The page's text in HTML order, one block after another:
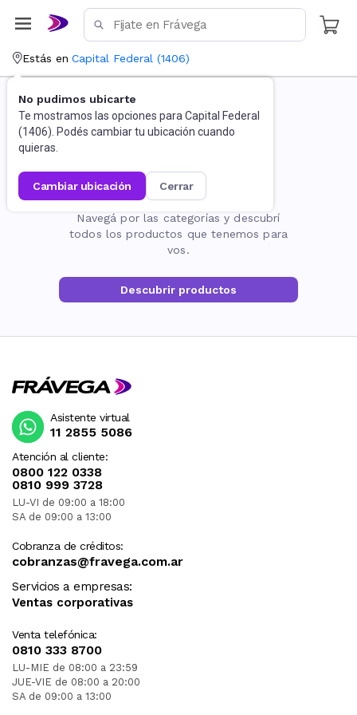
Estás en Capital Federal (1406)
No pudimos ubicarte
Te mostramos las opciones para Capital Federal
(1406). Podés cambiar tu ubicación cuando
quieras.
cambiar ubicación cerrar
La página no existe
Navegá por las categorías y descubrí
todos los productos que tenemos para
vos.
Descubrir productos
Atención al cliente:
0800 122 0338
0810 999 3728
LU-VI de 09:00 a 18:00
SA de 09:00 a 13:00
Cobranza de créditos:
cobranzas@fravega.com.ar
Servicios a empresas:
Ventas corporativas
Venta telefónica:
0810 333 8700
LU-MIE de 08:00 a 23:59
JUE-VIE de 08:00 a 20:00
SA de 09:00 a 13:00
Asistente virtual
11 2855 5086